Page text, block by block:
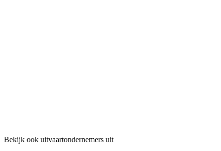
Bekijk ook uitvaartondernemers uit